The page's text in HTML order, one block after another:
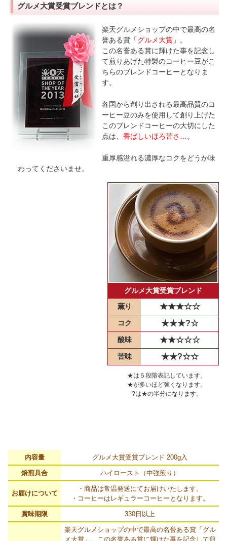
グルメ大賞受賞ブレンドとは？
楽天グルメショップの中で最高の名
誉ある賞「グルメ大賞 」。
この名誉ある賞に輝けた事を記念し
て煎りあげた特製のコーヒー豆がこ
ちらのブレンドコーヒーとなりま
す。
各国から創り出される最高品質のコ
ーヒー豆のみを使用して創り上げた
このブレンドコーヒーの大切にした
点は、 香ばしいほろ苦さ… 。
重厚感溢れる濃厚なコクをどうか味
わってくださいませ。
グルメ大賞受賞ブレンド
薫り
★★★☆☆
コク ★★★?☆
酸味 ★★☆☆☆
苦味 ★★?☆☆
★は５段階表記しています。
★が多いほど強くなります。
?は★の半分になります。
内容量 グルメ大賞受賞ブレンド 200g入
焙煎具合 ハイロースト（中強煎り）
お届けについて
・商品は常温発送にてお届けいたします。
・コーヒーはレギュラーコーヒーとなります。
賞味期限 330日以上
楽天グルメショップの中で最高の名誉ある賞「グル
メ大賞」。この名誉ある賞に輝けた事を記念して煎